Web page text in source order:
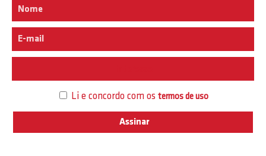
Li e concordo com os termos de uso